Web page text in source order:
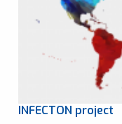
INFECTON project